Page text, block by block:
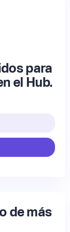
para
el Hub.
de más